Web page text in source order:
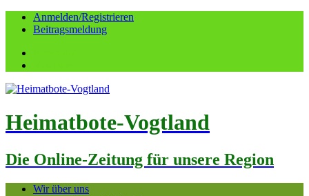
Anmelden/Registrieren
Beitragsmeldung
Heimatbote-Vogtland
Die Online-Zeitung für unsere Region
Wir über uns